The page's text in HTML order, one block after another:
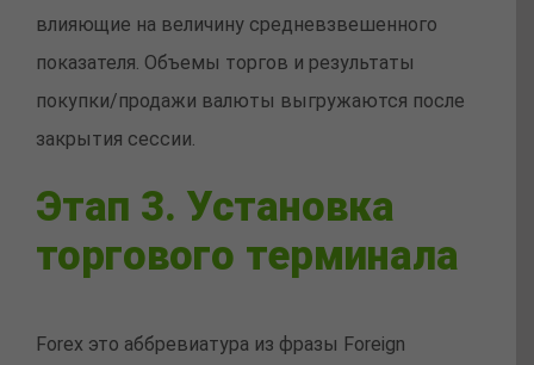
влияющие на величину средневзвешенного
показателя. Объемы торгов и результаты
покупки/продажи валюты выгружаются после
закрытия сессии.
Этап 3. Установка
торгового терминала
Forex это аббревиатура из фразы Foreign